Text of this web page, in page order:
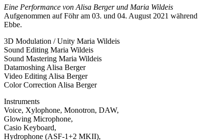
Eine Performance von Alisa Berger und Maria Wildeis
Aufgenommen auf Föhr am 03. und 04. August 2021 während
Ebbe.
3D Modulation / Unity Maria Wildeis
Sound Editing Maria Wildeis
Sound Mastering Maria Wildeis
Datamoshing Alisa Berger
Video Editing Alisa Berger
Color Correction Alisa Berger
Instruments
Voice, Xylophone, Monotron, DAW,
Glowing Microphone,
Casio Keyboard,
Hydrophone (ASF-1+2 MKII),